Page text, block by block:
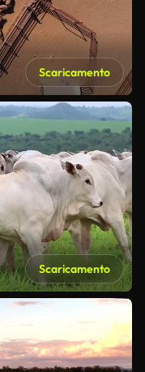
Scaricamento
Scaricamento